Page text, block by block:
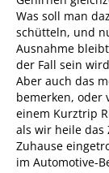
Was soll man
schütteln, und
Ausnahme
der Fall sein
Aber auch das
bemerken, oder
einem Kurztrip
als wir heile
Zuhause
im Automotive-